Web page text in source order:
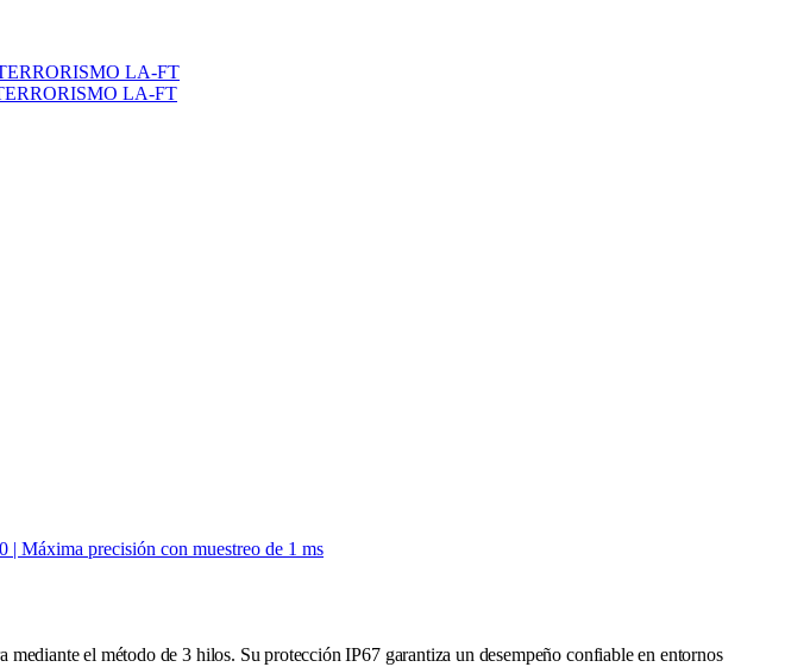
LA-FT
LA-FT
Máxima precisión con muestreo de 1 ms
el método de 3 hilos. Su protección IP67 garantiza un desempeño confiable en entornos